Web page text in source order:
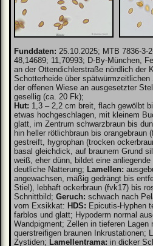
Funddaten: 25.10.2025; MTB 7836-3-
48,14689; 11,70993; D-By-München,
an der Ottendichlerstraße nördlich der
Schotterheide über
der offenen Wiese an ausgesetzter
gesellig (ca. 20 Fk);
Hut: 1,3 – 2,2 cm breit, flach gewölbt
etwas hochgeschlagen, mit kleinem
glatt, im Zentrum schwarzbraun bis
hin heller rötlichbraun bis orangebraun
gestreift, hygrophan (trocken
basal gleichdick, auf braunem Grund
weiß, eher dünn, bildet eine
deutliche Natterung; Lamellen:
angewachsen, mäßig gedrängt bis
Stiel), lebhaft ockerbraun (fvk17) bis
Schnittbild; Geruch: schwach nach
vom Exsikkat: HDS: Epicutis-Hyphen
farblos und glatt; Hypoderm normal
Wandpigment; Zellen in tieferen Lagen
querstreifigen braunen Inkrustationen;
Zystiden; Lamellentrama: in dicker